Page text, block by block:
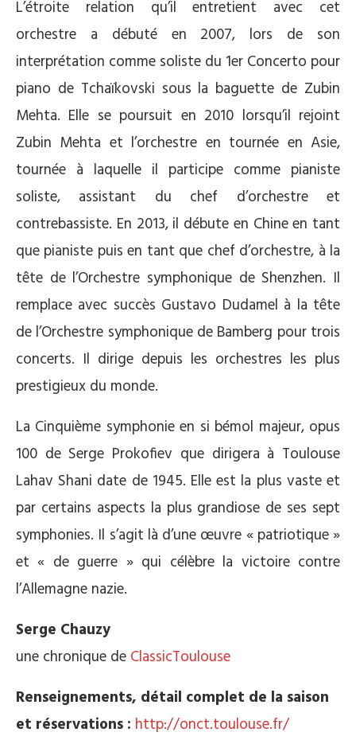
L’étroite relation qu’il entretient avec cet
orchestre a débuté en 2007, lors de son
interprétation comme soliste du 1er Concerto pour
piano de Tchaïkovski sous la baguette de Zubin
Mehta. Elle se poursuit en 2010 lorsqu’il rejoint
Zubin Mehta et l’orchestre en tournée en Asie,
tournée à laquelle il participe comme pianiste
soliste, assistant du chef d’orchestre et
contrebassiste. En 2013, il débute en Chine en tant
que pianiste puis en tant que chef d’orchestre, à la
tête de l’Orchestre symphonique de Shenzhen. Il
remplace avec succès Gustavo Dudamel à la tête
de l’Orchestre symphonique de Bamberg pour trois
concerts. Il dirige depuis les orchestres les plus
prestigieux du monde.
La Cinquième symphonie en si bémol majeur, opus
100 de Serge Prokofiev que dirigera à Toulouse
Lahav Shani date de 1945. Elle est la plus vaste et
par certains aspects la plus grandiose de ses sept
symphonies. Il s’agit là d’une œuvre « patriotique »
et « de guerre » qui célèbre la victoire contre
l’Allemagne nazie.
Serge Chauzy
une chronique de ClassicToulouse
Renseignements, détail complet de la saison
et réservations : http://onct.toulouse.fr/